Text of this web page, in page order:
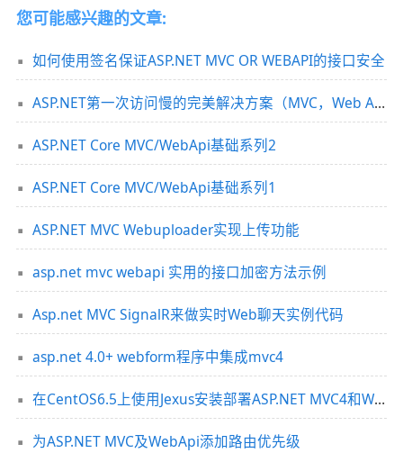
您可能感兴趣的文章:
如何使用签名保证ASP.NET MVC OR WEBAPI的接口安全
ASP.NET第一次访问慢的完美解决方案（MVC，Web Api）
ASP.NET Core MVC/WebApi基础系列2
ASP.NET Core MVC/WebApi基础系列1
ASP.NET MVC Webuploader实现上传功能
asp.net mvc webapi 实用的接口加密方法示例
Asp.net MVC SignalR来做实时Web聊天实例代码
asp.net 4.0+ webform程序中集成mvc4
在CentOS6.5上使用Jexus安装部署ASP.NET MVC4和WebApi
为ASP.NET MVC及WebApi添加路由优先级